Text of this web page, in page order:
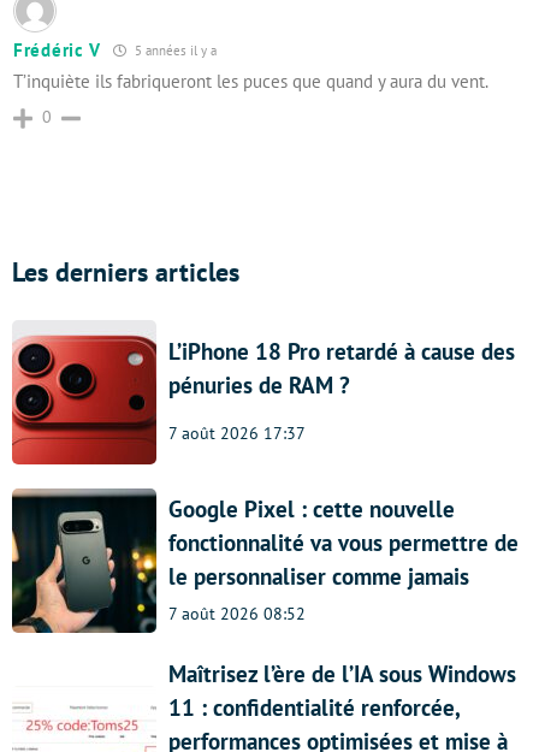
Frédéric V 5 années il y a
T’inquiète ils fabriqueront les puces que quand y aura du vent.
0
Les derniers articles
L’iPhone 18 Pro retardé à cause des
pénuries de RAM ?
7 août 2026 17:37
Google Pixel : cette nouvelle
fonctionnalité va vous permettre de
le personnaliser comme jamais
7 août 2026 08:52
Maîtrisez l’ère de l’IA sous Windows
11 : confidentialité renforcée,
performances optimisées et mise à